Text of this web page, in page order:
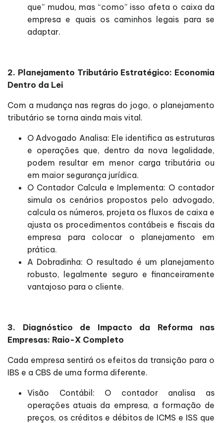
que” mudou, mas “como” isso afeta o caixa da
empresa e quais os caminhos legais para se
adaptar.
2. Planejamento Tributário Estratégico: Economia
Dentro da Lei
Com a mudança nas regras do jogo, o planejamento
tributário se torna ainda mais vital.
O Advogado Analisa: Ele identifica as estruturas
e operações que, dentro da nova legalidade,
podem resultar em menor carga tributária ou
em maior segurança jurídica.
O Contador Calcula e Implementa: O contador
simula os cenários propostos pelo advogado,
calcula os números, projeta os fluxos de caixa e
ajusta os procedimentos contábeis e fiscais da
empresa para colocar o planejamento em
prática.
A Dobradinha: O resultado é um planejamento
robusto, legalmente seguro e financeiramente
vantajoso para o cliente.
3. Diagnóstico de Impacto da Reforma nas
Empresas: Raio-X Completo
Cada empresa sentirá os efeitos da transição para o
IBS e a CBS de uma forma diferente.
Visão Contábil: O contador analisa as
operações atuais da empresa, a formação de
preços, os créditos e débitos de ICMS e ISS que